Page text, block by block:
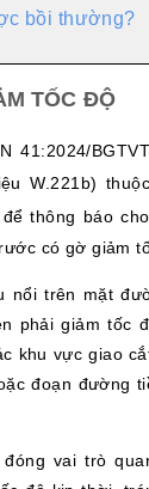
bồi thường?
TỐC ĐỘ
41:2024/
W.221b)
để thông báo
có gờ giảm
nổi trên mặt
phải giảm tốc
khu vực giao
đoạn đường
vai trò